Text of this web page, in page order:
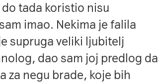
tada koristio nisu
imao. Nekima je falila
supruga veliki ljubitelj
dao sam joj predlog da
za negu brade, koje bih